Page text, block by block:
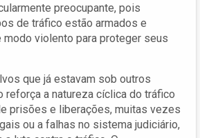
preocupante, pois
de tráfico estão armados e
modo violento para proteger seus
que já estavam sob outros
reforça a natureza cíclica do tráfico
prisões e liberações, muitas vezes
ou a falhas no sistema judiciário,